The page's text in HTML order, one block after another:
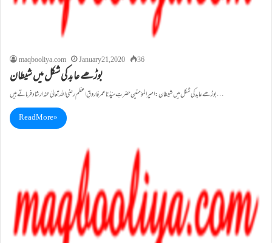
maqbooliya.com January 21, 2020 36
بوڑھے عابد کی شکل میں شیطان
بوڑھے عابد کی شکل میں شیطان: امیر المؤمنین حضرتِ سیِّدُنا عمر فاروقِ اعظم رضی اللہ تعالیٰ عنہ ارشاد فرماتے ہیں…
Read More »